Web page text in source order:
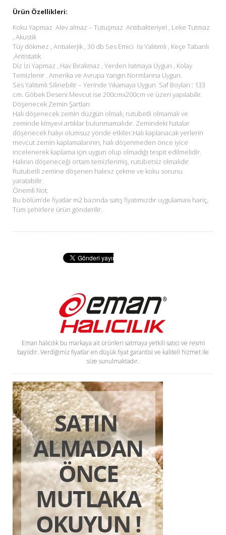
Ürün Özellikleri:
Koku Yapmaz Alev almaz – Tutuşmaz Antibakteriyel , Leke Tutmaz
, Akustik
Tüy dökmez , Antialerjik , 30 db Ses Emici Isı Yalıtımlı , Keçe Tabanlı
,Antistatik
Diz İzi Yapmaz , Hav Bırakmaz , Yerden Isıtmaya Uygun , Kolay
Temizlenir . Amerika ve Avrupa Yangın Normlarına Uygun.
Ses Yalıtımlı Silinebilir – Yerinde Yıkamaya Uygun Saf Boyları : 133
cm. Göbek Deseni Mevcut ise 200cmx200cm ve üzeri yapılabilir.
Döşenecek Zemin Şartları
Halı döşenecek zemin düzgün olmalı, rutubetli olmamalı ve
zeminde kimyevi artıklar bulunmamalıdır. Zemindeki hatalar
döşenecek halıyı olumsuz yönde etkiler.Halı kaplanacak yerlerin
mevcut zemin kaplamalarının, halı döşenmeden önce iyice
incelenerek kaplama için uygun olup olmadığı tespit edilmelidir.
Halının döşeneceği ortam temizlenmiş, rutubetsiz olmalıdır.
Rutubetli zemine döşenen halınız çekme ve koku sorunu
yaratabilir.
Önemli Not:
Bu bölüm’de fiyatlar m2 bazında satış fiyatımızdır uygulaması hariç,
Tüm şehirlere ürün gönderilir.
Eman halıcılık bu markaya ait ürünleri satmaya yetkili satıcı ve resmi
bayiidir. Verdiğimiz fiyatlar en düşük fiyat garantisi ve kaliteli hizmet ile
size sunulmaktadır.